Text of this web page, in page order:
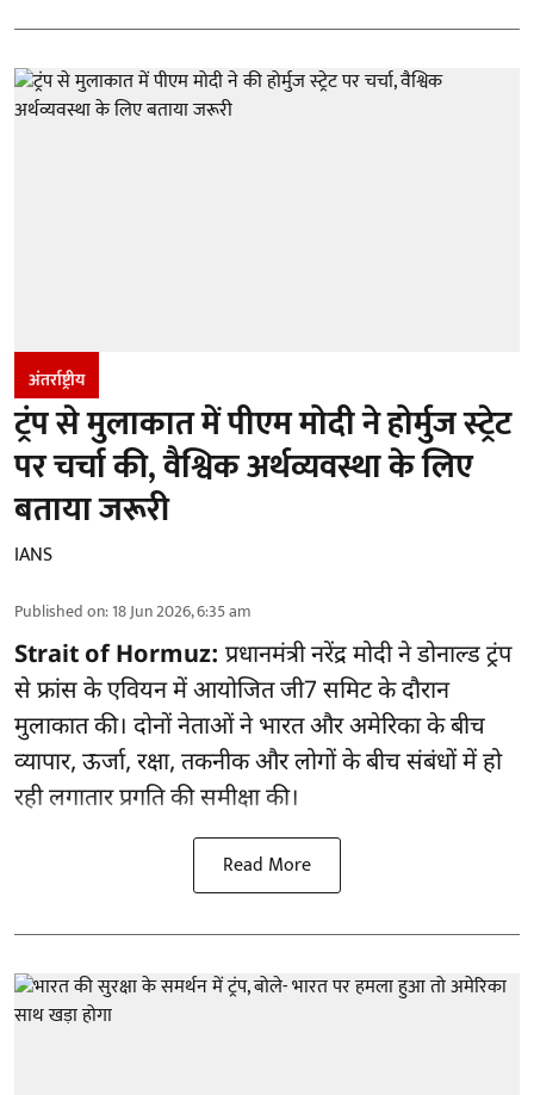
अंतर्राष्ट्रीय
ट्रंप से मुलाकात में पीएम मोदी ने होर्मुज स्‍ट्रेट
पर चर्चा की, वैश्विक अर्थव्यवस्था के लिए
बताया जरूरी
IANS
Published on:18 Jun 2026, 6:35 am
Strait of Hormuz: प्रधानमंत्री नरेंद्र मोदी ने डोनाल्‍ड ट्रंप
से फ्रांस के एवियन में आयोजित जी7 सम‍िट के दौरान
मुलाकात की। दोनों नेताओं ने भारत और अमेरिका के बीच
व्यापार, ऊर्जा, रक्षा, तकनीक और लोगों के बीच संबंधों में हो
रही लगातार प्रगति की समीक्षा की।
Read More